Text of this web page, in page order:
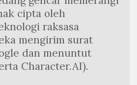
cipta oleh
raksasa
mengirim surat
dan menuntut
Character.AI).